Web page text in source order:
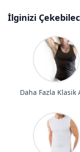
İlginizi
Daha Fazla Klasik